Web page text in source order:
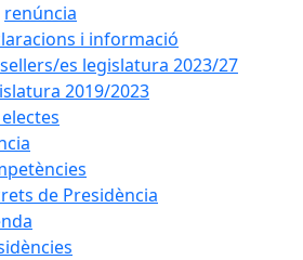
renúncia
i informació
es legislatura 2023/27
2019/2023
de Presidència